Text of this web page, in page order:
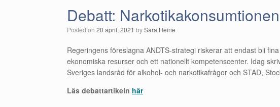
Debatt:
Posted on 20 april, 2021 bySara Heine
Regeringens föreslagna ANDTS-strategi riskerar att endast bli
ekonomiska resurser och ett nationellt kompetenscenter. Idag
Sveriges landsråd för alkohol- och narkotikafrågor och STAD,
Läs debattartikeln här